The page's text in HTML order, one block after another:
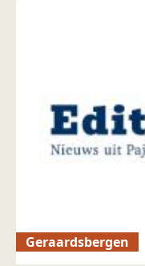
Geraardsbergen